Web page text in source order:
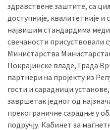
Blogs
(143)
Бела
Црква
(140)
здравствене заштите, са
доступније, квалитетније и
највишим стандардима
свечаности присуствовали
Министарства
Покрајинске владе, Града
партнери на пројекту из
гости и сарадници
завршетак једног од
прекограничне сарадње у
подручју. Кабинет за